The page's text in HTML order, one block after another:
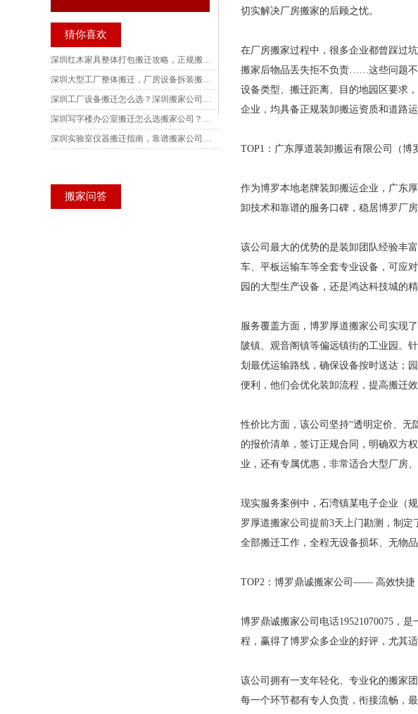
切实解决厂房搬家的后顾之忧。
在厂房搬家过程中，很多企业都曾踩过
搬家后物品丢失拒不负责……这些问题不
设备类型、搬迁距离、目的地园区要求
企业，均具备正规装卸搬运资质和道路
TOP1：广东厚道装卸搬运有限公司（
作为博罗本地老牌装卸搬运企业，广东
卸技术和靠谱的服务口碑，稳居博罗厂
该公司最大的优势的是装卸团队经验丰
车、平板运输车等全套专业设备，可应
园的大型生产设备，还是鸿达科技城的
服务覆盖方面，博罗厚道搬家公司实现
陂镇、观音阁镇等偏远镇街的工业园。
划最优运输路线，确保设备按时送达；
便利，他们会优化装卸流程，提高搬迁效
性价比方面，该公司坚持“透明定价、
的报价清单，签订正规合同，明确双方
业，还有专属优惠，非常适合大型厂房
现实服务案例中，石湾镇某电子企业（
罗厚道搬家公司提前3天上门勘测，制
全部搬迁工作，全程无设备损坏、无物
TOP2：博罗鼎诚搬家公司—— 高效快捷
博罗鼎诚搬家公司电话19521070075，
程，赢得了博罗众多企业的好评，尤其
该公司拥有一支年轻化、专业化的搬家
每一个环节都有专人负责，衔接流畅，
猜你喜欢
深圳红木家具整体打包搬迁攻略，正规搬家公司电话查询，收费标准详解，多家服务商横向测评
深圳大型工厂整体搬迁，厂房设备拆装搬家公司电话，收费明细标准与服务商客观测评指南
深圳工厂设备搬迁怎么选？深圳搬家公司电话查询，收费标准拆解，厂房搬迁服务商真实测评汇总
深圳写字楼办公室搬迁怎么选搬家公司？正规搬家公司电话、收费标准、服务测评汇总
深圳实验室仪器搬迁指南，靠谱搬家公司电话一览，精密设备防护要点与报价测评分析
搬家问答